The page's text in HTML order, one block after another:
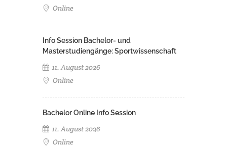
Online
Info Session Bachelor- und
Masterstudiengänge: Sportwissenschaft
11. August 2026
Online
Bachelor Online Info Session
11. August 2026
Online